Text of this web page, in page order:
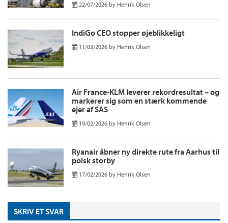
22/07/2026 by Henrik Olsen
IndiGo CEO stopper øjeblikkeligt
11/03/2026 by Henrik Olsen
Air France-KLM leverer rekordresultat – og
markerer sig som en stærk kommende
ejer af SAS
19/02/2026 by Henrik Olsen
Ryanair åbner ny direkte rute fra Aarhus til
polsk storby
17/02/2026 by Henrik Olsen
SKRIV ET SVAR